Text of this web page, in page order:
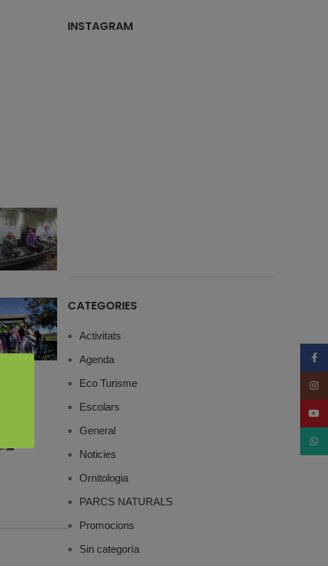
INSTAGRAM
CATEGORIES
Activitats
Agenda
Eco Turisme
Escolars
General
Noticies
Ornitologia
PARCS NATURALS
Promocions
Sin categoría